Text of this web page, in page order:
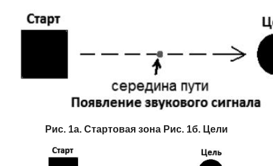
Рис. 1а. Стартовая зона Рис. 1б. Цели